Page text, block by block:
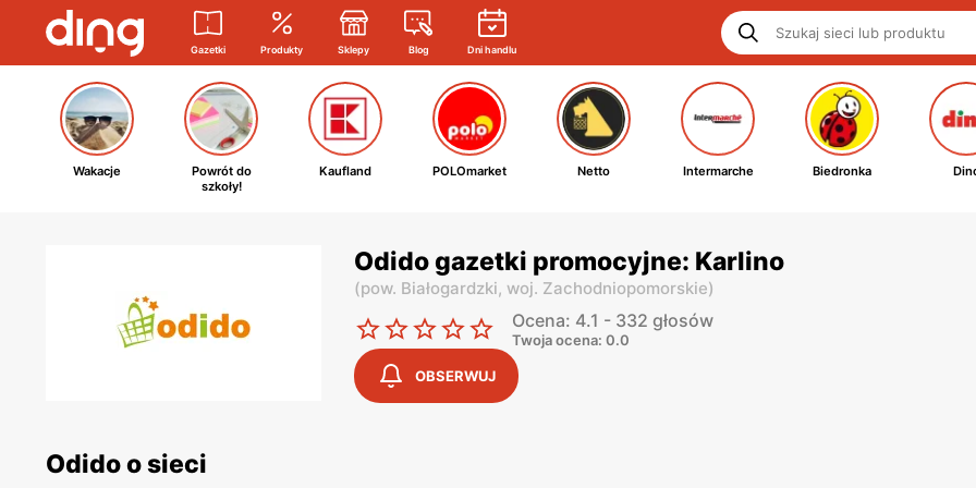
Gazetki Produkty Sklepy Blog Dni handlu
Wakacje
Powrót do
szkoły!
Kaufland POLOmarket Netto Intermarche Biedronka
Odido gazetki promocyjne: Karlino
(pow. Białogardzki, woj. Zachodniopomorskie)
Ocena: 4.1 - 332 głosów
Twoja ocena: 0.0
OBSERWUJ
Odido o sieci